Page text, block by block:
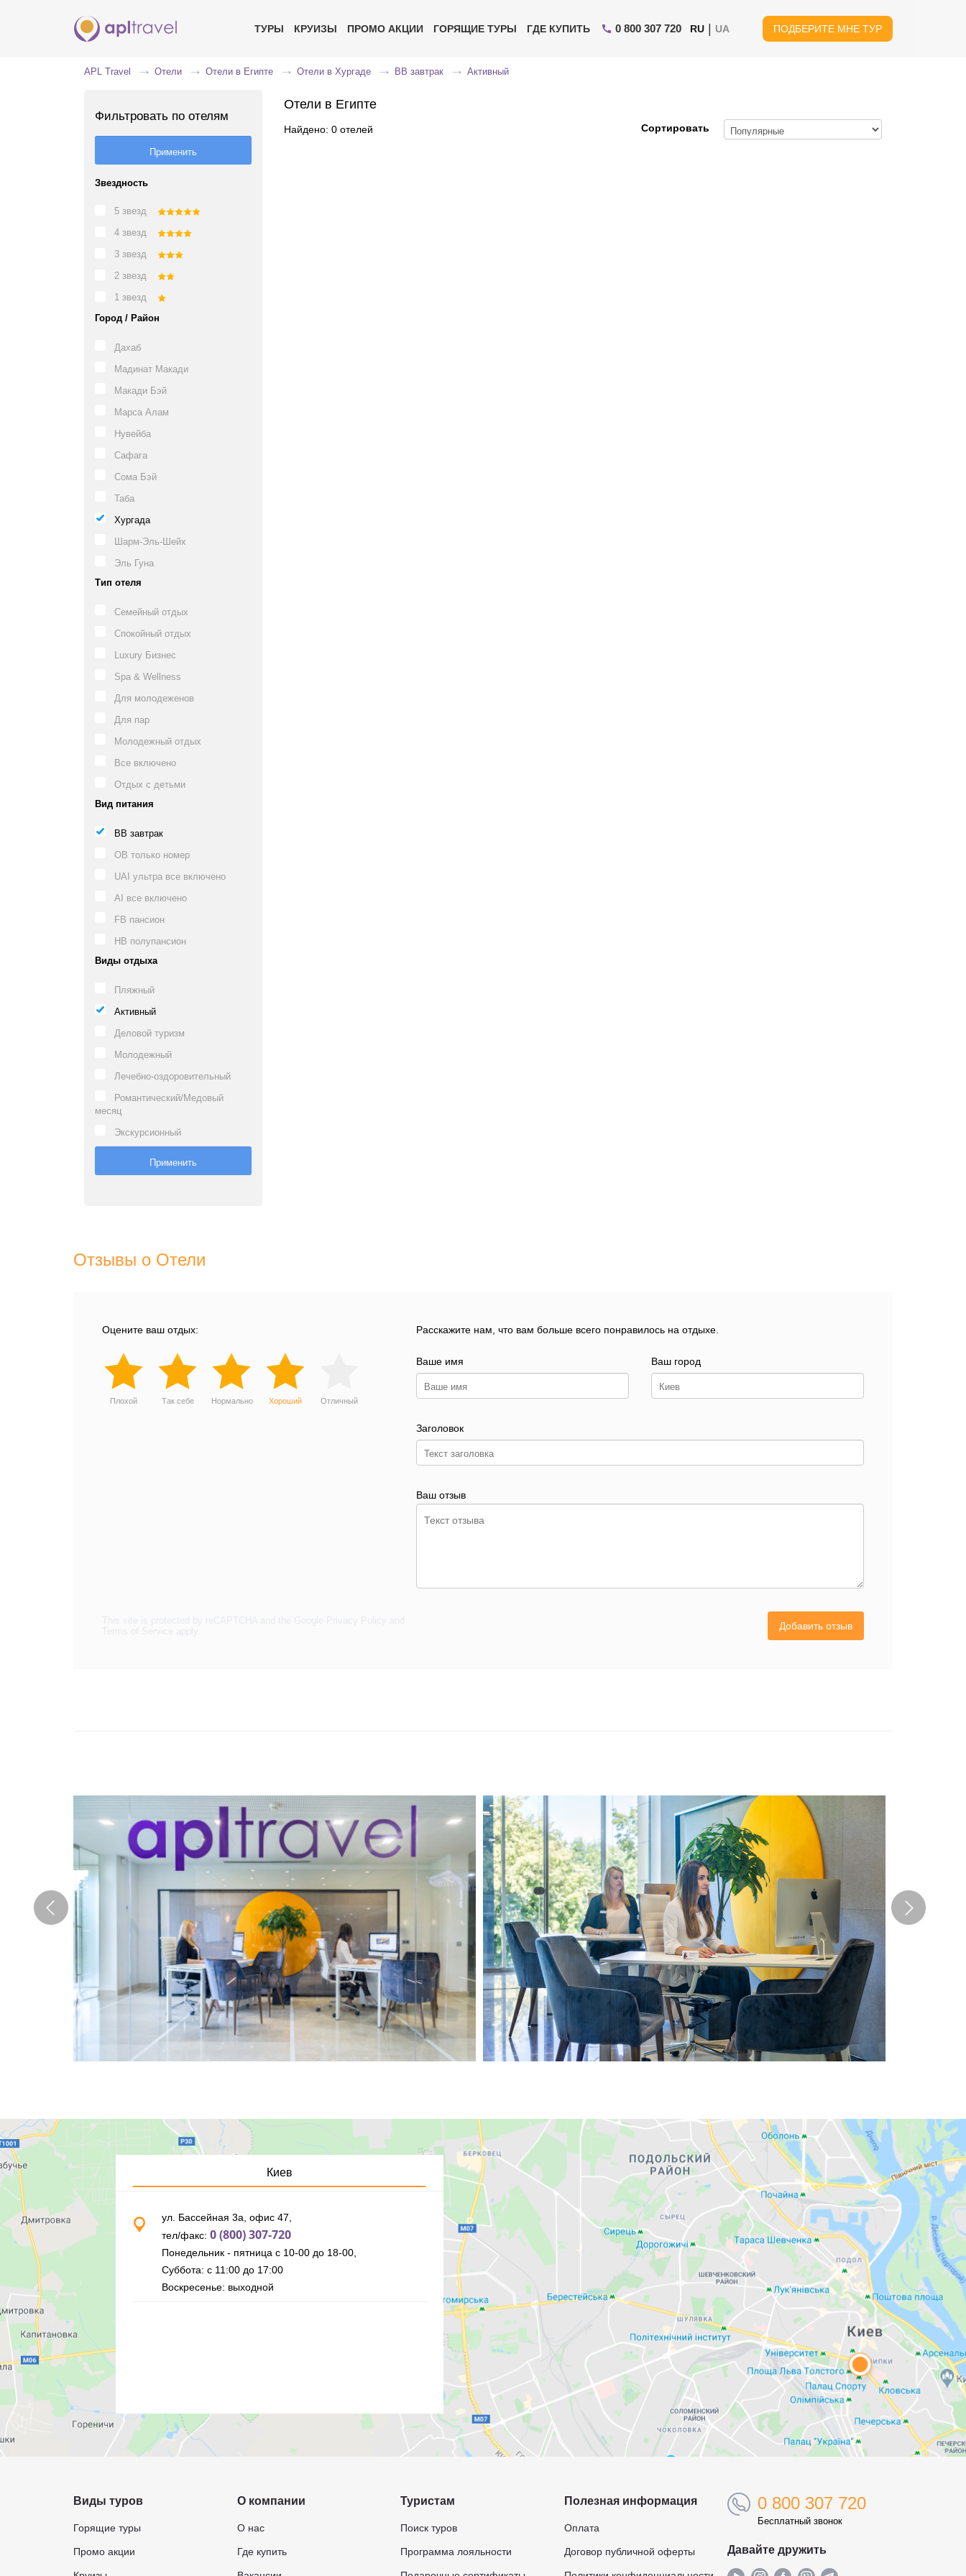
ТУРЫ КРУИЗЫ ПРОМО АКЦИИ ГОРЯЩИЕ ТУРЫ ГДЕ КУПИТЬ 0 800 307 720 RU | UA ПОДБЕРИТЕ МНЕ ТУР
APL Travel Отели Отели в Египте Отели в Хургаде BB завтрак Активный
Фильтровать по отелям
Звездность
5 звезд
4 звезд
3 звезд
2 звезд
1 звезд
Город / Район
Дахаб
Мадинат Макади
Макади Бэй
Марса Алам
Нувейба
Сафага
Сома Бэй
Таба
Хургада
Шарм-Эль-Шейх
Эль Гуна
Тип отеля
Семейный отдых
Спокойный отдых
Luxury Бизнес
Spa & Wellness
Для молодеженов
Для пар
Молодежный отдых
Все включено
Отдых с детьми
Вид питания
BB завтрак
OB только номер
UAI ультра все включено
AI все включено
FB пансион
HB полупансион
Виды отдыха
Пляжный
Активный
Деловой туризм
Молодежный
Лечебно-оздоровительный
Романтический/Медовый
месяц
Экскурсионный
Отели в Египте
Найдено: 0 отелей Сортировать
Отзывы о Отели
Оцените ваш отдых:
Плохой Так себе Нормально Хороший Отличный
Расскажите нам, что вам больше всего понравилось на отдыхе.
Ваше имя Ваш город
Заголовок
Ваш отзыв
Добавить отзыв
Киев
ул. Бассейная 3а, офис 47,
тел/факс: 0 (800) 307-720
Понедельник - пятница с 10-00 до 18-00,
Суббота: с 11:00 до 17:00
Воскресенье: выходной
Виды туров
Горящие туры
Промо акции
О компании
О нас
Где купить
Туристам
Поиск туров
Программа лояльности
Полезная информация
Оплата
Договор публичной оферты
0 800 307 720
Бесплатный звонок
Давайте дружить